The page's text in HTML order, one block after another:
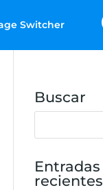
Switcher
Buscar
Entradas
recientes